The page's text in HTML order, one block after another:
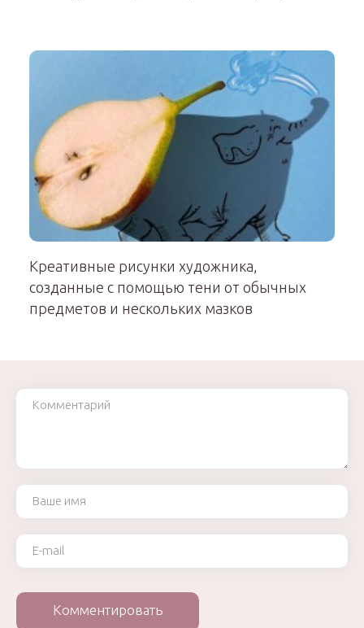
Креативные рисунки художника,
созданные с помощью тени от обычных
предметов и нескольких мазков
Комментарий
Ваше имя
Ваш e-mail
Комментировать